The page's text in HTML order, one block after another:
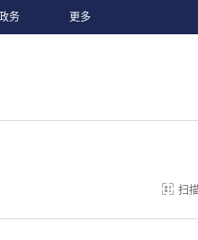
务 更多
扫